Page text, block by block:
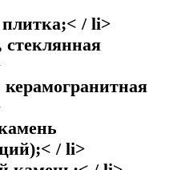
/ li>
стеклянная
керамогранитная
/ li>